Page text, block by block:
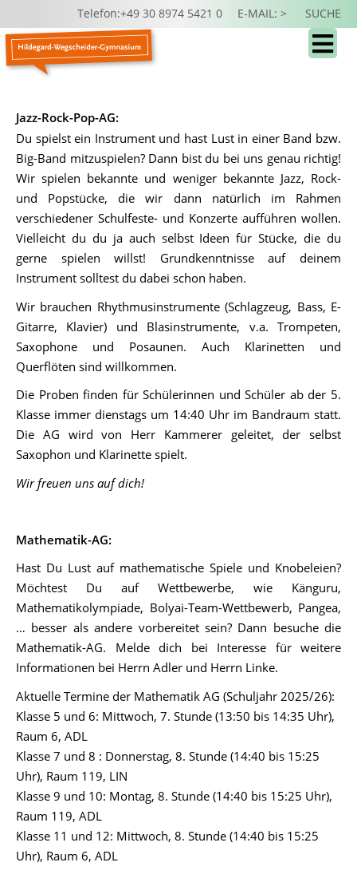
Telefon:+49 30 8974 5421 0 E-MAIL: > SUCHE
Jazz-Rock-Pop-AG:
Du spielst ein Instrument und hast Lust in einer Band bzw.
Big-Band mitzuspielen? Dann bist du bei uns genau richtig!
Wir spielen bekannte und weniger bekannte Jazz, Rock-
und Popstücke, die wir dann natürlich im Rahmen
verschiedener Schulfeste- und Konzerte aufführen wollen.
Vielleicht du du ja auch selbst Ideen für Stücke, die du
gerne spielen willst! Grundkenntnisse auf deinem
Instrument solltest du dabei schon haben.
Wir brauchen Rhythmusinstrumente (Schlagzeug, Bass, E-
Gitarre, Klavier) und Blasinstrumente, v.a. Trompeten,
Saxophone und Posaunen. Auch Klarinetten und
Querflöten sind willkommen.
Die Proben finden für Schülerinnen und Schüler ab der 5.
Klasse immer dienstags um 14:40 Uhr im Bandraum statt.
Die AG wird von Herr Kammerer geleitet, der selbst
Saxophon und Klarinette spielt.
Wir freuen uns auf dich!
Mathematik-AG:
Hast Du Lust auf mathematische Spiele und Knobeleien?
Möchtest Du auf Wettbewerbe, wie Känguru,
Mathematikolympiade, Bolyai-Team-Wettbewerb, Pangea,
… besser als andere vorbereitet sein? Dann besuche die
Mathematik-AG. Melde dich bei Interesse für weitere
Informationen bei Herrn Adler und Herrn Linke.
Aktuelle Termine der Mathematik AG (Schuljahr 2025/26):
Klasse 5 und 6: Mittwoch, 7. Stunde (13:50 bis 14:35 Uhr),
Raum 6, ADL
Klasse 7 und 8 : Donnerstag, 8. Stunde (14:40 bis 15:25
Uhr), Raum 119, LIN
Klasse 9 und 10: Montag, 8. Stunde (14:40 bis 15:25 Uhr),
Raum 119, ADL
Klasse 11 und 12: Mittwoch, 8. Stunde (14:40 bis 15:25
Uhr), Raum 6, ADL